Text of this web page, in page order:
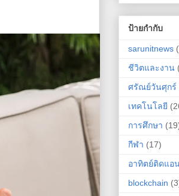
ป้ายกำกับ
sarunitnews
ชีวิตและงาน
ศรัณย์วันศุกร์
เทคโนโลยี
การศึกษา
กีฬา (17)
อาทิตย์ติดแอ
blockchain